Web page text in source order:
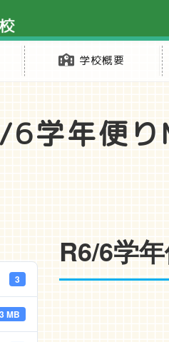
学校概要
6学年便
3
MB
R6/6学